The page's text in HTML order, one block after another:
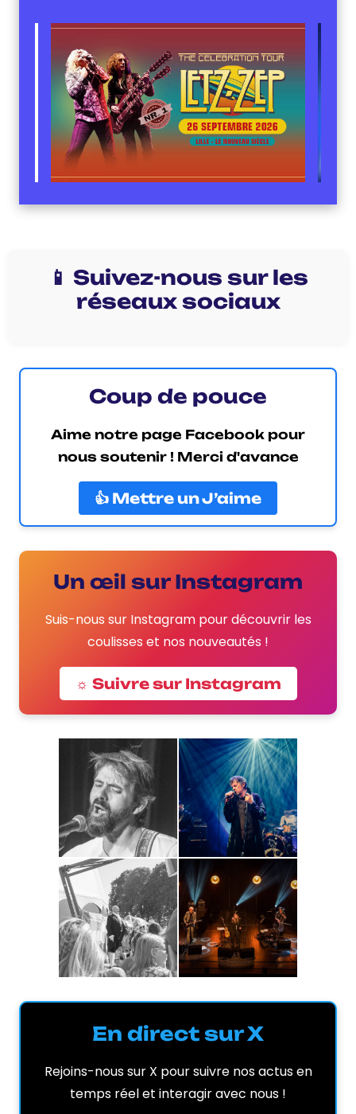
📱 Suivez-nous sur les
réseaux sociaux
Coup de pouce
Aime notre page Facebook pour
nous soutenir ! Merci d'avance
👍 Mettre un J’aime
Un œil sur Instagram
Suis-nous sur Instagram pour découvrir les
coulisses et nos nouveautés !
☼ Suivre sur Instagram
En direct sur X
Rejoins-nous sur X pour suivre nos actus en
temps réel et interagir avec nous !